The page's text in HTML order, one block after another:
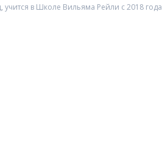
в Школе Вильяма Рейли c 2018 года